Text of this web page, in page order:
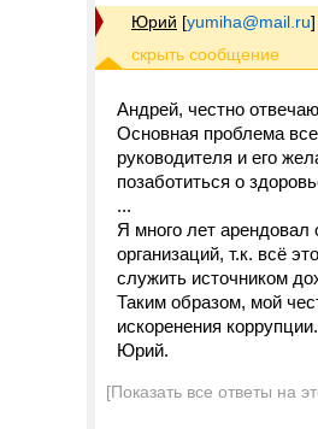
Юрий [yumiha@mail.ru]
Андрей, честно
Основная проблема
руководителя и его
позаботиться о
...
Я много лет
организаций, т.к. всё
служить источником
Таким образом, мой
искоренения
Юрий.
[Показать все ответы на